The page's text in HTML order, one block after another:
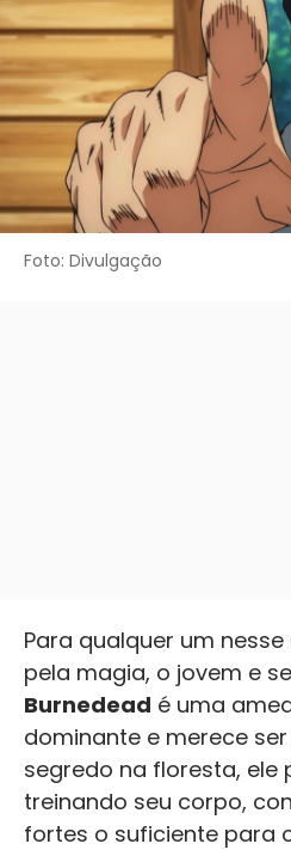
Foto: Divulgação
Para qualquer um
pela magia, o jovem e
Burnedead é uma
dominante e merece
segredo na floresta, ele
treinando seu corpo,
fortes o suficiente para